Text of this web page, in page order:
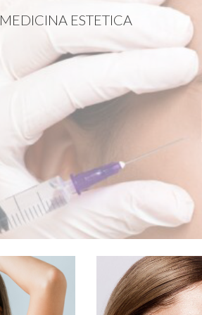
Skip to main
MEDICINA ESTETICA